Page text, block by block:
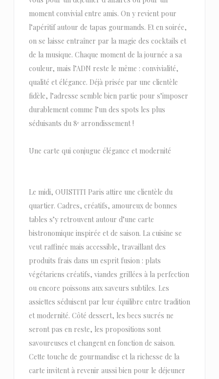
moment convivial entre amis. On y revient pour
l’apéritif autour de tapas gourmands. Et en soirée,
on se laisse entraîner par la magie des cocktails et
de la musique. Chaque moment de la journée a sa
couleur, mais l’ADN reste le même : convivialité,
qualité et élégance. Déjà prisée par une clientèle
fidèle, l’adresse semble bien partie pour s’imposer
durablement comme l’un des spots les plus
séduisants du 8ᵉ arrondissement !
Une carte qui conjugue élégance et modernité
Le midi, OUISTITI Paris attire une clientèle du
quartier. Cadres, créatifs, amoureux de bonnes
tables s’y retrouvent autour d’une carte
bistronomique inspirée et de saison. La cuisine se
veut raffinée mais accessible, travaillant des
produits frais dans un esprit fusion : plats
végétariens créatifs, viandes grillées à la perfection
ou encore poissons aux saveurs subtiles. Les
assiettes séduisent par leur équilibre entre tradition
et modernité. Côté dessert, les becs sucrés ne
seront pas en reste, les propositions sont
savoureuses et changent en fonction de saison.
Cette touche de gourmandise et la richesse de la
carte invitent à revenir aussi bien pour le déjeuner